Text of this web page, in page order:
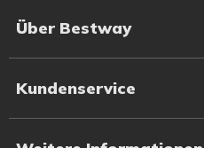
Über Bestway
Kundenservice